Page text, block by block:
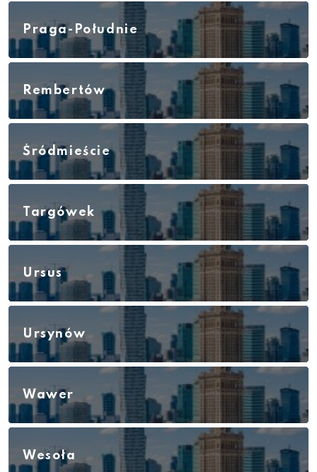
Praga-Południe
Rembertów
Śródmieście
Targówek
Ursus
Ursynów
Wawer
Wesoła